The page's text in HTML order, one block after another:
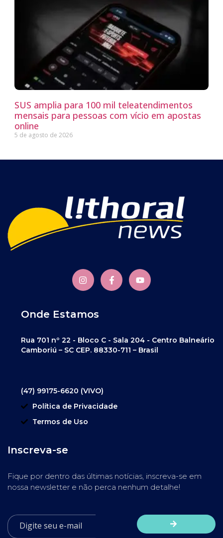
SUS amplia para 100 mil teleatendimentos
mensais para pessoas com vício em apostas
online
5 de agosto de 2026
Onde Estamos
Rua 701 nº 22 - Bloco C - Sala 204 - Centro Balneário
Camboriú – SC CEP. 88330-711 – Brasil
(47) 99175-6620 (VIVO)
Política de Privacidade
Termos de Uso
Inscreva-se
Fique por dentro das últimas notícias, inscreva-se em
nossa newsletter e não perca nenhum detalhe!